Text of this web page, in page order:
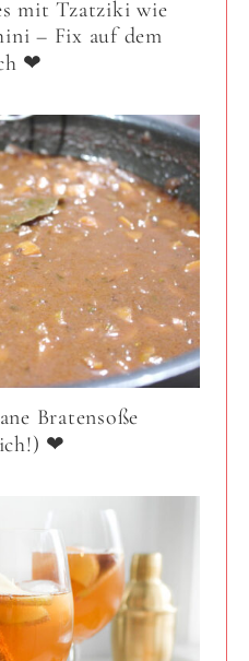
mit Tzatziki wie
– Fix auf dem
❤
Bratensoße
❤